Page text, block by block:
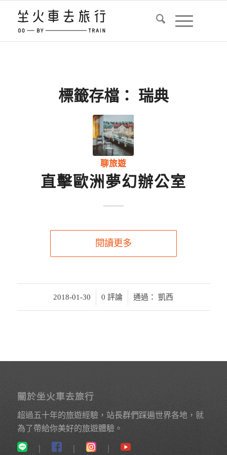
標籤存檔： 瑞典
聊旅遊
直擊歐洲夢幻辦公室
閱讀更多
2018-01-30
/ 0 評論 通過：凱西
關於坐火車去旅行
超過五十年的旅遊經驗，站長群們踩遍世界各地，就
為了帶給你美好的旅遊體驗。
｜ ｜